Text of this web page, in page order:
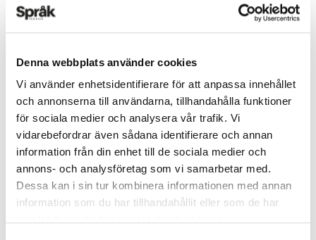
Denna webbplats använder cookies
Vi använder enhetsidentifierare för att anpassa innehållet
och annonserna till användarna, tillhandahålla funktioner
för sociala medier och analysera vår trafik. Vi
vidarebefordrar även sådana identifierare och annan
information från din enhet till de sociala medier och
annons- och analysföretag som vi samarbetar med.
Dessa kan i sin tur kombinera informationen med annan
information som du har tillhandahållit eller som de har
ARTIKLAR OKATEGORISERADE
5 vanligaste
svenskspråkiga första
förnamnen för nyfödda
i Finland 2017